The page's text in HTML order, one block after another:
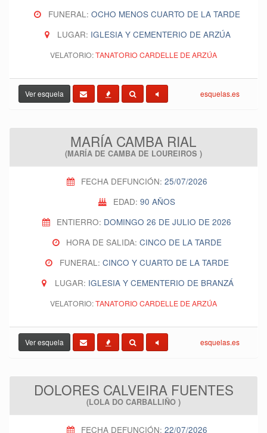
FUNERAL: OCHO MENOS CUARTO DE LA TARDE
LUGAR: IGLESIA Y CEMENTERIO DE ARZÚA
VELATORIO:TANATORIO CARDELLE DE ARZÚA
Ver esquela esquelas.es
MARÍA CAMBA RIAL
(MARÍA DE CAMBA DE LOUREIROS )
FECHA DEFUNCIÓN: 25/07/2026
EDAD: 90 AÑOS
ENTIERRO: DOMINGO 26 DE JULIO DE 2026
HORA DE SALIDA:CINCO DE LA TARDE
FUNERAL: CINCO Y CUARTO DE LA TARDE
LUGAR: IGLESIA Y CEMENTERIO DE BRANZÁ
VELATORIO:TANATORIO CARDELLE DE ARZÚA
Ver esquela esquelas.es
DOLORES CALVEIRA FUENTES
(LOLA DO CARBALLIÑO )
FECHA DEFUNCIÓN: 22/07/2026